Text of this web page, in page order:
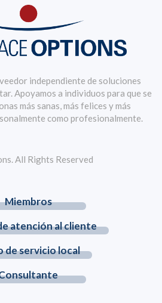
independiente de soluciones
Apoyamos a individuos para que se
más sanas, más felices y más
como profesionalmente.
Miembros
atención al cliente
de servicio local
All Rights Reserved